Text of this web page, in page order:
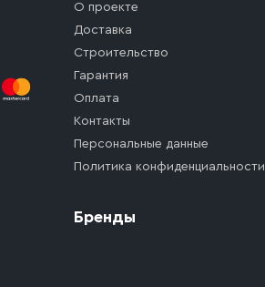
О проекте
Доставка
Строительство
Гарантия
Оплата
Контакты
Персональные данные
Политика конфиденциальности
Бренды